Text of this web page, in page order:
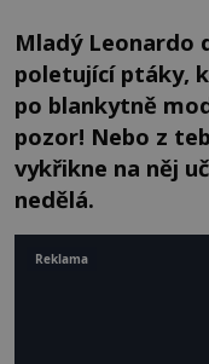
Mladý Leonardo
poletující ptáky,
po blankytně
pozor! Nebo z
vykřikne na něj
nedělá.
Reklama